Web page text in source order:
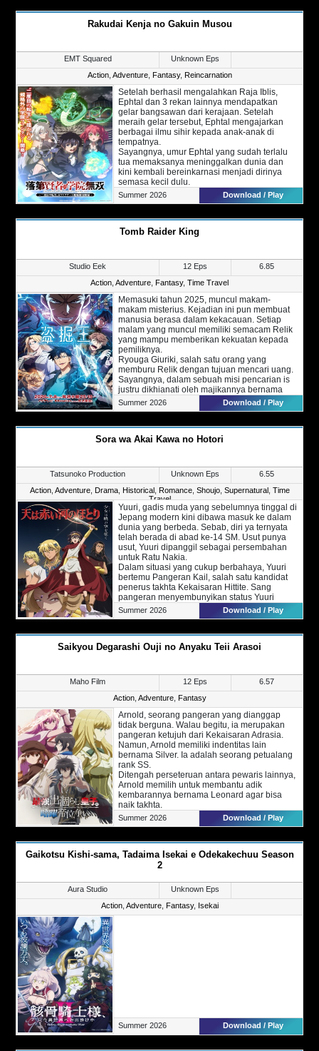
Setelah kejadian tersebut, Elma baru
menyadari bahwa ia sebenarnya berada di
yang terkuat, ia pun mencoba membuktikan
Rakudai Kenja no Gakuin Musou
EMT Squared
Unknown Eps
Action, Adventure, Fantasy, Reincarnation
Setelah berhasil mengalahkan Raja Iblis,
Ephtal dan 3 rekan lainnya mendapatkan
gelar bangsawan dari kerajaan. Setelah
meraih gelar tersebut, Ephtal mengajarkan
berbagai ilmu sihir kepada anak-anak di
tempatnya.
Sayangnya, umur Ephtal yang sudah terlalu
tua memaksanya meninggalkan dunia dan
kini kembali bereinkarnasi menjadi dirinya
semasa kecil dulu.
Kini, Ephtal kembali berniat untuk mempelajari
sihir hingga ke puncaknya. Walau begitu, hal
dunia ini mulai menurun. Mampukah dirinya
mencapai kekuatan seperti dulu lagi?
Summer 2026 Download / Play
Tomb Raider King
Studio Eek 12 Eps
6.85
Action Adventure Fantasy, Time Travel
Memasuki tahun 2025, muncul makam-
makam misterius. Kejadian ini pun membuat
manusia berasa dalam kekacauan. Setiap
malam yang muncul memiliki semacam Relik
yang mampu memberikan kekuatan kepada
pemiliknya.
Ryouga Giuriki, salah satu orang yang
memburu Relik dengan tujuan mencari uang.
Sayangnya, dalam sebuah misi pencarian is
justru dikhianati oleh majikannya bernama
Taisei Oogawara.
Menghadapi situasi yang mengancam
diselamatkan oleh sebuah Relik dan
membuatnya kembali ke 15 tahun
bertekad membalaskan dendamnya kepada
Oogawara.
Summer 2026 Download / Play
Sora wa Akai Kawa no Hotori
Tatsunoko Production Unknown Eps
6.55
Action, Adventure, Drama, Historical, Romance, Shoujo, Supernatural, Time
Travel
Yuuri, gadis muda yang sebelumnya tinggal di
Jepang modern kini dibawa masuk ke dalam
dunia yang berbeda. Sebab, diri ya ternyata
telah berada di abad ke-14 SM. Usut punya
usut, Yuuri dipanggil sebagai persembahan
untuk Ratu Nakia.
Dalam situasi yang cukup berbahaya, Yuuri
bertemu Pangeran Kail, salah satu kandidat
penerus takhta Kekaisaran Hittite. Sang
pangeran menyembunyikan status Yuuri
dengan menjadikannya sebagai selir.
Dalam waktu singkat, Yuuri di kenal sebagai
rakyatnya.
Walau begitu, Yuuri yang dikenal sebagai selir
Summer 2026 Download / Play
Saikyou Degarashi Ouji no Anyaku Teii Arasoi
Maho Film 12 Eps
6.57
Action, Adventure, Fantasy
Arnold, seorang pangeran yang dianggap
tidak berguna. Walau begitu, ia merupakan
pangeran ketujuh dari Kekaisaran Adrasia.
Namun, Arnold memiliki indentitas lain
bernama Silver. Ia adalah seorang petualang
rank SS.
Ditengah perseteruan antara pewaris lainnya,
Arnold memilih untuk membantu adik
kembarannya bernama Leonard agar bisa
naik takhta.
Sebagai permulaan, ia mendatangi Adipati
Kleinert untuk meminta menjadi Sekutu sang
sengaja identitas Silver diketahui oleh putri
Kleiner yakni Finne von Kleinert.
Summer 2026 Download / Play
Gaikotsu Kishi-sama, Tadaima Isekai e Odekakechuu Season
2
Aura Studio
Unknown Eps
Action, Adventure, Fantasy, Isekai
Summer 2026 Download / Play